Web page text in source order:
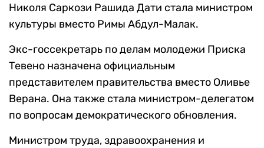
Николя Саркози Рашида Дати стала министром
культуры вместо Римы Абдул-Малак.
Экс-госсекретарь по делам молодежи Приска
Тевено назначена официальным
представителем правительства вместо Оливье
Верана. Она также стала министром-делегатом
по вопросам демократического обновления.
Министром труда, здравоохранения и